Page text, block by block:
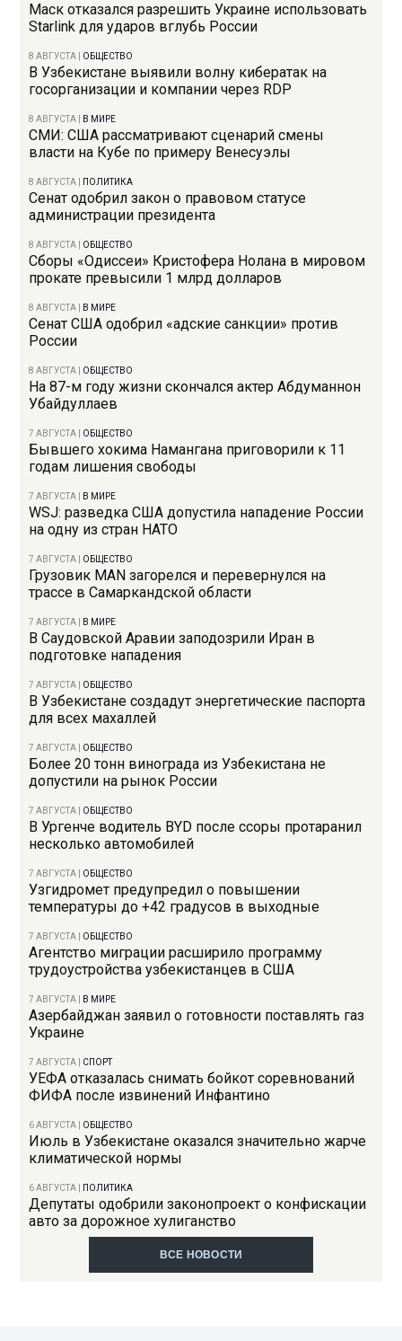
Маск отказался разрешить Украине использовать
Starlink для ударов вглубь России
8 АВГУСТА ОБЩЕСТВО
В Узбекистане выявили волну кибератак на
госорганизации и компании через RDP
8 АВГУСТА В МИРЕ
СМИ: США рассматривают сценарий смены
власти на Кубе по примеру Венесуэлы
8 АВГУСТА ПОЛИТИКА
Сенат одобрил закон о правовом статусе
администрации президента
8 АВГУСТА ОБЩЕСТВО
Сборы «Одиссеи» Кристофера Нолана в мировом
прокате превысили 1 млрд долларов
8 АВГУСТА В МИРЕ
Сенат США одобрил «адские санкции» против
России
8 АВГУСТА ОБЩЕСТВО
На 87-м году жизни скончался актер Абдуманнон
Убайдуллаев
7 АВГУСТА ОБЩЕСТВО
Бывшего хокима Намангана приговорили к 11
годам лишения свободы
7 АВГУСТА В МИРЕ
WSJ: разведка США допустила нападение России
на одну из стран НАТО
7 АВГУСТА ОБЩЕСТВО
Грузовик MAN загорелся и перевернулся на
трассе в Самаркандской области
7 АВГУСТА В МИРЕ
В Саудовской Аравии заподозрили Иран в
подготовке нападения
7 АВГУСТА ОБЩЕСТВО
В Узбекистане создадут энергетические паспорта
для всех махаллей
7 АВГУСТА ОБЩЕСТВО
Более 20 тонн винограда из Узбекистана не
допустили на рынок России
7 АВГУСТА ОБЩЕСТВО
В Ургенче водитель BYD после ссоры протаранил
несколько автомобилей
7 АВГУСТА ОБЩЕСТВО
Узгидромет предупредил о повышении
температуры до +42 градусов в выходные
7 АВГУСТА ОБЩЕСТВО
Агентство миграции расширило программу
трудоустройства узбекистанцев в США
7 АВГУСТА В МИРЕ
Азербайджан заявил о готовности поставлять газ
Украине
7 АВГУСТА СПОРТ
УЕФА отказалась снимать бойкот соревнований
ФИФА после извинений Инфантино
6 АВГУСТА ОБЩЕСТВО
Июль в Узбекистане оказался значительно жарче
климатической нормы
6 АВГУСТА ПОЛИТИКА
Депутаты одобрили законопроект о конфискации
авто за дорожное хулиганство
ВСЕ НОВОСТИ